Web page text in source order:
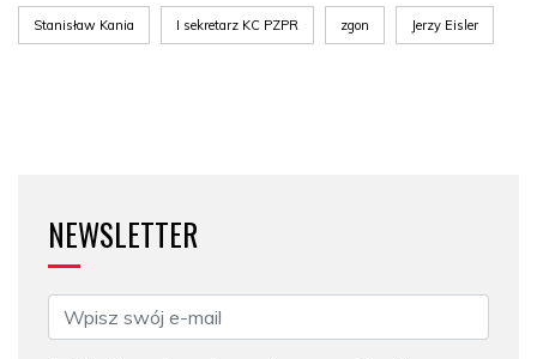
Stanisław Kania I sekretarz KC PZPR zgon Jerzy Eisler
NEWSLETTER